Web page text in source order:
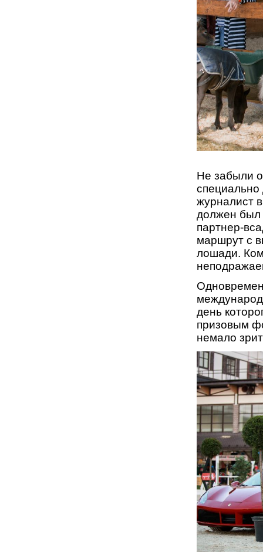
Не забыли
журналист
должен был
партнер-
маршрут с
лошади.
день
призовым
немало